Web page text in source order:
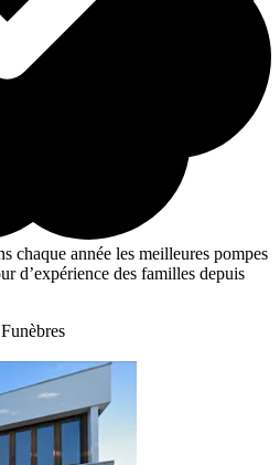
chaque année les meilleures pompes
d’expérience des familles depuis